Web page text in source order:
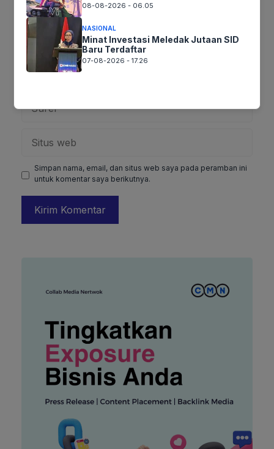
Nama
Simpan nama, email, dan situs web saya pada peramban ini
untuk komentar saya berikutnya.
08-08-2026 - 06.05
NASIONAL
Minat Investasi Meledak Jutaan SID
Baru Terdaftar
07-08-2026 - 17.26